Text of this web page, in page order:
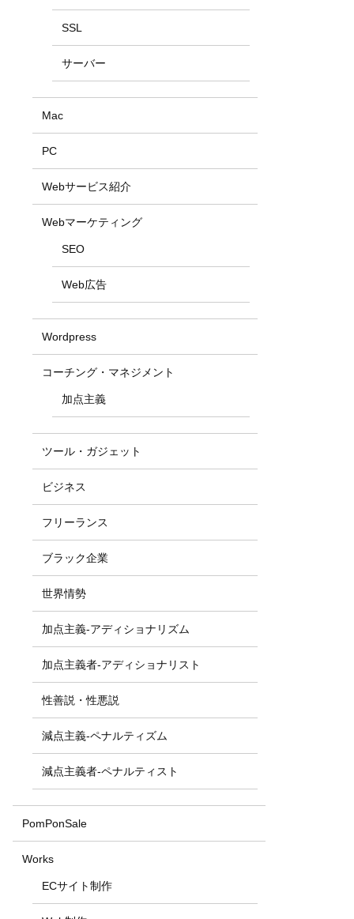
SSL
サーバー
Mac
PC
Webサービス紹介
Webマーケティング
SEO
Web広告
Wordpress
コーチング・マネジメント
加点主義
ツール・ガジェット
ビジネス
フリーランス
ブラック企業
世界情勢
加点主義-アディショナリズム
加点主義者-アディショナリスト
性善説・性悪説
減点主義-ペナルティズム
減点主義者-ペナルティスト
PomPonSale
Works
ECサイト制作